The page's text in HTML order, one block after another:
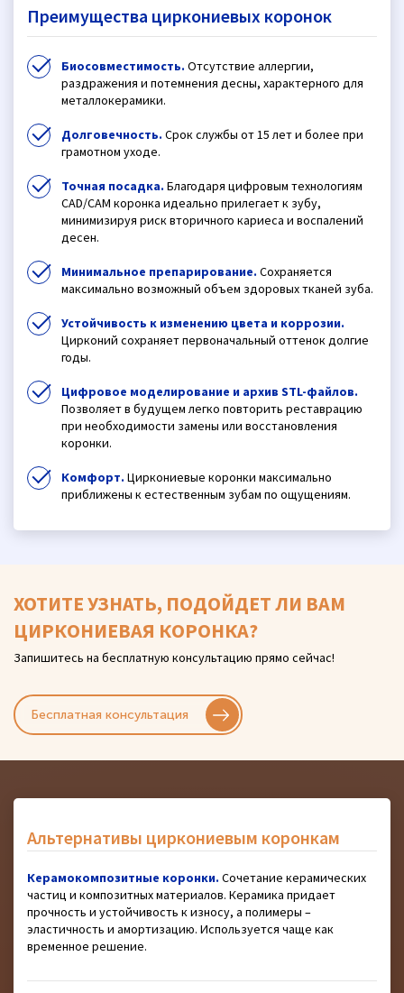
Преимущества циркониевых коронок
Биосовместимость. Отсутствие аллергии,
раздражения и потемнения десны, характерного для
металлокерамики.
Долговечность. Срок службы от 15 лет и более при
грамотном уходе.
Точная посадка. Благодаря цифровым технологиям
CAD/CAM коронка идеально прилегает к зубу,
минимизируя риск вторичного кариеса и воспалений
десен.
Минимальное препарирование. Сохраняется
максимально возможный объем здоровых тканей зуба.
Устойчивость к изменению цвета и коррозии.
Цирконий сохраняет первоначальный оттенок долгие
годы.
Цифровое моделирование и архив STL-файлов.
Позволяет в будущем легко повторить реставрацию
при необходимости замены или восстановления
коронки.
Комфорт. Циркониевые коронки максимально
приближены к естественным зубам по ощущениям.
ХОТИТЕ УЗНАТЬ, ПОДОЙДЕТ ЛИ ВАМ
ЦИРКОНИЕВАЯ КОРОНКА?
Запишитесь на бесплатную консультацию прямо сейчас!
Бесплатная консультация
Альтернативы циркониевым коронкам
Керамокомпозитные коронки. Сочетание керамических
частиц и композитных материалов. Керамика придает
прочность и устойчивость к износу, а полимеры –
эластичность и амортизацию. Используется чаще как
временное решение.